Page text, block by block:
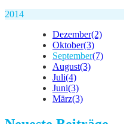
2014
Dezember(2)
Oktober(3)
September(7)
August(3)
Juli(4)
Juni(3)
März(3)